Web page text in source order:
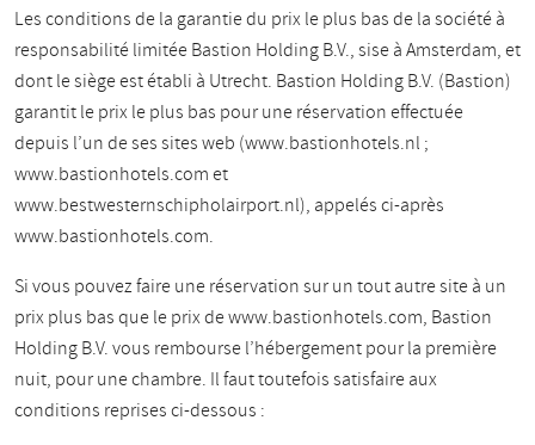
Les conditions de la garantie du prix le plus bas de la société à
responsabilité limitée Bastion Holding B.V., sise à Amsterdam, et
dont le siège est établi à Utrecht. Bastion Holding B.V. (Bastion)
garantit le prix le plus bas pour une réservation effectuée
depuis l’un de ses sites web (www.bastionhotels.nl ;
www.bastionhotels.com et
www.bestwesternschipholairport.nl), appelés ci-après
www.bastionhotels.com.
Si vous pouvez faire une réservation sur un tout autre site à un
prix plus bas que le prix de www.bastionhotels.com, Bastion
Holding B.V. vous rembourse l’hébergement pour la première
nuit, pour une chambre. Il faut toutefois satisfaire aux
conditions reprises ci-dessous :